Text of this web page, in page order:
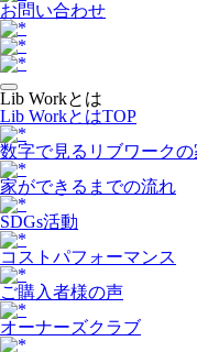
お問い合わせ
Lib Workとは
Lib WorkとはTOP
数字で⾒るリブワークの
家ができるまでの流れ
SDGs活動
コストパフォーマンス
ご購入者様の声
オーナーズクラブ